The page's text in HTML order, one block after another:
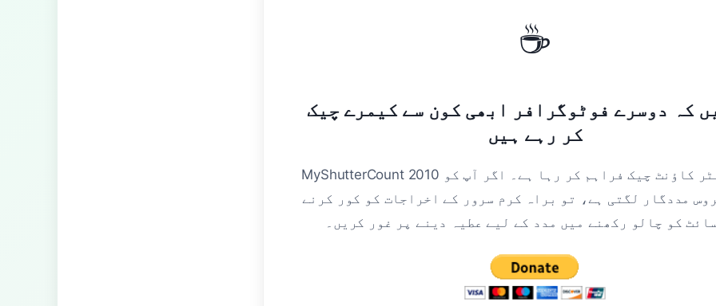
☕
کہ دوسرے فوٹوگرافر ابھی کون سے کیمرے چیک
کر رہے ہیں
MyShutterCount 2010 سے مفت شٹر کاؤنٹ چیک فراہم کر رہا ہے۔ اگر آپ کو
مددگار لگتی ہے، تو براہ کرم سرور کے اخراجات کو کور کرنے
کو چالو رکھنے میں مدد کے لیے عطیہ دینے پر غور کریں۔